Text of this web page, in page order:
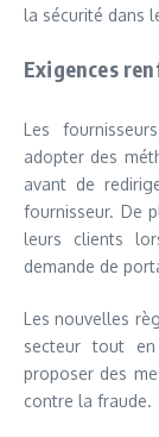
la sécurité dans
Exigences
Les
adopter des
avant de
fournisseur. De
leurs clients
demande de
Les nouvelles
secteur tout
proposer des
contre la fraude.